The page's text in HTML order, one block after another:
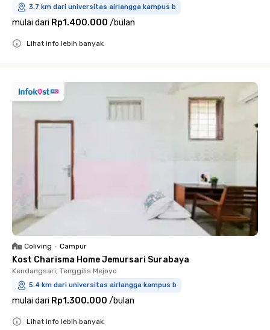
3.7 km dari universitas airlangga kampus b
mulai dari Rp1.400.000 /bulan
Lihat info lebih banyak
Coliving • Campur
Kost Charisma Home Jemursari Surabaya
Kendangsari, Tenggilis Mejoyo
5.4 km dari universitas airlangga kampus b
mulai dari Rp1.300.000 /bulan
Lihat info lebih banyak